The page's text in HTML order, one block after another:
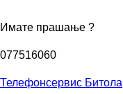
Имате прашање ?
077516060
Телефонсервис Битола